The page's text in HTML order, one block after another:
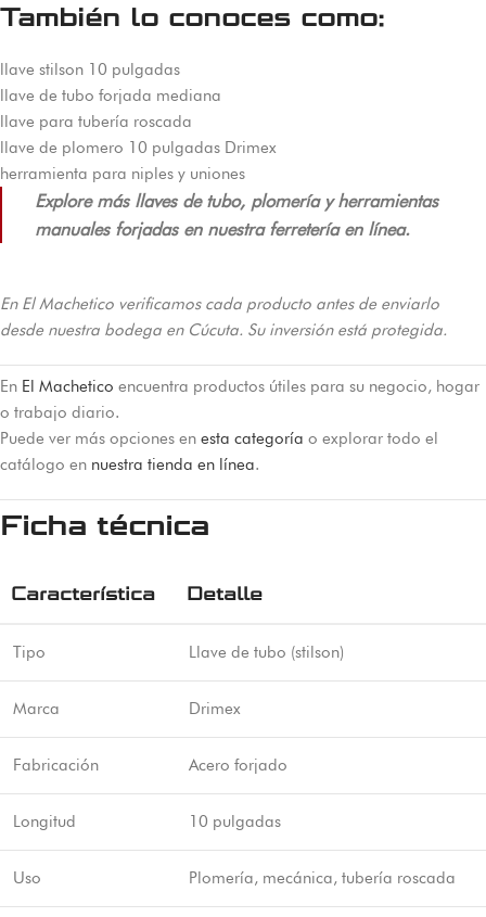
También lo conoces como:
llave stilson 10 pulgadas
llave de tubo forjada mediana
llave para tubería roscada
llave de plomero 10 pulgadas Drimex
herramienta para niples y uniones
Explore más llaves de tubo, plomería y herramientas
manuales forjadas en nuestra ferretería en línea.
En El Machetico verificamos cada producto antes de enviarlo
desde nuestra bodega en Cúcuta. Su inversión está protegida.
En El Machetico encuentra productos útiles para su negocio, hogar
o trabajo diario.
Puede ver más opciones en esta categoría o explorar todo el
catálogo en nuestra tienda en línea.
Ficha técnica
Característica Detalle
Tipo Llave de tubo (stilson)
Marca Drimex
Fabricación Acero forjado
Longitud 10 pulgadas
Uso Plomería, mecánica, tubería roscada